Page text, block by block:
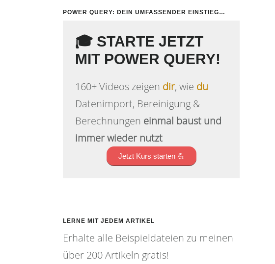
POWER QUERY: DEIN UMFASSENDER EINSTIEG…
🎓 STARTE JETZT
MIT POWER QUERY!
160+ Videos zeigen dir, wie du
Datenimport, Bereinigung &
Berechnungen einmal baust und
immer wieder nutzt
Jetzt Kurs starten 💪
LERNE MIT JEDEM ARTIKEL
Erhalte alle Beispieldateien zu meinen
über 200 Artikeln gratis!